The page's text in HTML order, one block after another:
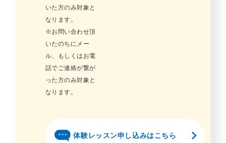
いた方のみ対象と
なります。
※お問い合わせ頂
いたのちにメー
ル、もしくはお電
話でご連絡が繋が
った方のみ対象と
なります。
体験レッスン申し込みはこちら